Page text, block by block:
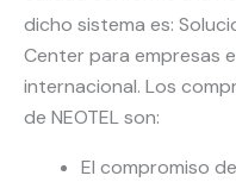
dicho sistema es:
Center para empresas
internacional. Los
de NEOTEL son:
El compromiso